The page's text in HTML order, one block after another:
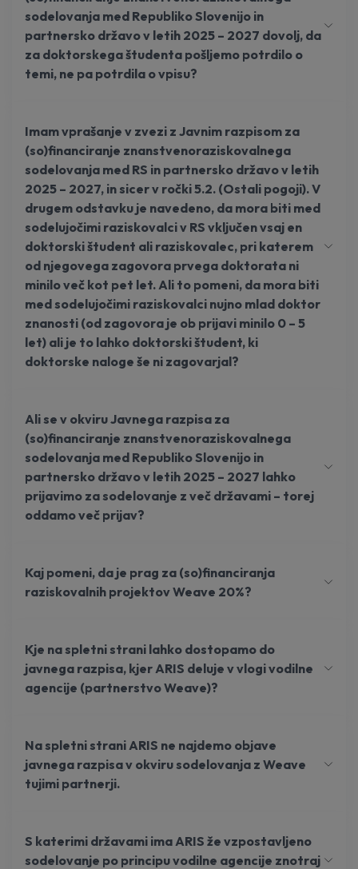
sodelovanja med Republiko Slovenijo in
partnersko državo v letih 2025 – 2027 dovolj, da
za doktorskega študenta pošljemo potrdilo o
temi, ne pa potrdila o vpisu?
Imam vprašanje v zvezi z Javnim razpisom za
(so)financiranje znanstvenoraziskovalnega
sodelovanja med RS in partnersko državo v letih
2025 – 2027, in sicer v ročki 5.2. (Ostali pogoji). V
drugem odstavku je navedeno, da mora biti med
sodelujočimi raziskovalci v RS vključen vsaj en
doktorski študent ali raziskovalec, pri katerem
od njegovega zagovora prvega doktorata ni
minilo več kot pet let. Ali to pomeni, da mora biti
med sodelujočimi raziskovalci nujno mlad doktor
znanosti (od zagovora je ob prijavi minilo 0 – 5
let) ali je to lahko doktorski študent, ki
doktorske naloge še ni zagovarjal?
Ali se v okviru Javnega razpisa za
(so)financiranje znanstvenoraziskovalnega
sodelovanja med Republiko Slovenijo in
partnersko državo v letih 2025 – 2027 lahko
prijavimo za sodelovanje z več državami – torej
oddamo več prijav?
Kaj pomeni, da je prag za (so)financiranja
raziskovalnih projektov Weave 20%?
Kje na spletni strani lahko dostopamo do
javnega razpisa, kjer ARIS deluje v vlogi vodilne
agencije (partnerstvo Weave)?
Na spletni strani ARIS ne najdemo objave
javnega razpisa v okviru sodelovanja z Weave
tujimi partnerji.
S katerimi državami ima ARIS že vzpostavljeno
sodelovanje po principu vodilne agencije znotraj